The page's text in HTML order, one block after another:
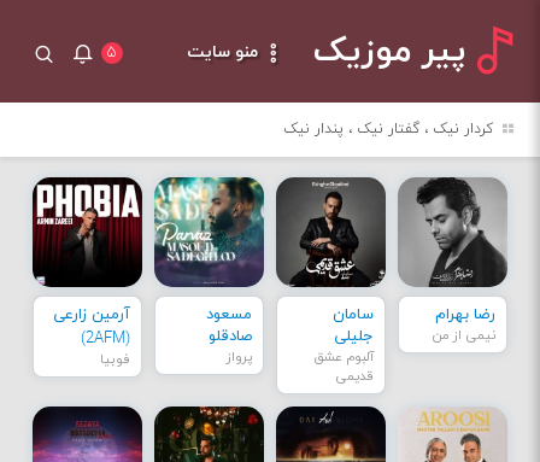
پیر موزیک منو سایت ۵
کردار نیک ، گفتار نیک ، پندار نیک
رضا بهرام
نیمی از من
سامان
جلیلی
آلبوم عشق
قدیمی
مسعود
صادقلو
پرواز
آرمین زارعی
(2AFM)
فوبیا